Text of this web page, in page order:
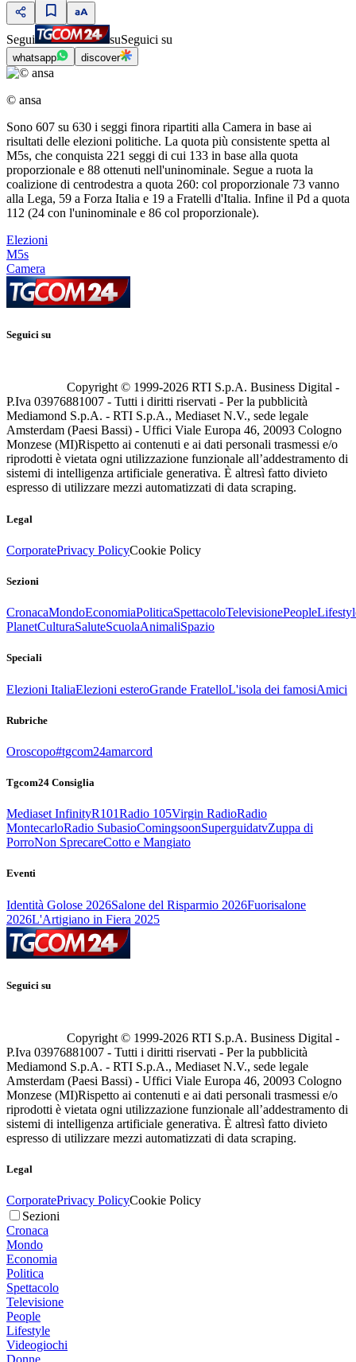
Segui suSeguici su
whatsapp discover
© ansa
Sono 607 su 630 i seggi finora ripartiti alla Camera in base ai
risultati delle elezioni politiche. La quota più consistente spetta al
M5s, che conquista 221 seggi di cui 133 in base alla quota
proporzionale e 88 ottenuti nell'uninominale. Segue a ruota la
coalizione di centrodestra a quota 260: col proporzionale 73 vanno
alla Lega, 59 a Forza Italia e 19 a Fratelli d'Italia. Infine il Pd a quota
112 (24 con l'uninominale e 86 col proporzionale).
Elezioni
M5s
Camera
Seguici su
Copyright © 1999-2026 RTI S.p.A. Business Digital -
P.Iva 03976881007 - Tutti i diritti riservati - Per la pubblicità
Mediamond S.p.A. - RTI S.p.A., Mediaset N.V., sede legale
Amsterdam (Paesi Bassi) - Uffici Viale Europa 46, 20093 Cologno
Monzese (MI)Rispetto ai contenuti e ai dati personali trasmessi e/o
riprodotti è vietata ogni utilizzazione funzionale all’addestramento di
sistemi di intelligenza artificiale generativa. È altresì fatto divieto
espresso di utilizzare mezzi automatizzati di data scraping.
Legal
CorporatePrivacy PolicyCookie Policy
Sezioni
CronacaMondoEconomiaPoliticaSpettacoloTelevisionePeople
PlanetCulturaSaluteScuolaAnimaliSpazio
Speciali
Elezioni ItaliaElezioni esteroGrande FratelloL'isola dei famosiAmici
Rubriche
Oroscopo#tgcom24amarcord
Tgcom24 Consiglia
Mediaset InfinityR101Radio 105Virgin RadioRadio
MontecarloRadio SubasioComingsoonSuperguidatvZuppa di
PorroNon SprecareCotto e Mangiato
Eventi
Identità Golose 2026Salone del Risparmio 2026Fuorisalone
2026L'Artigiano in Fiera 2025
Seguici su
Copyright © 1999-2026 RTI S.p.A. Business Digital -
P.Iva 03976881007 - Tutti i diritti riservati - Per la pubblicità
Mediamond S.p.A. - RTI S.p.A., Mediaset N.V., sede legale
Amsterdam (Paesi Bassi) - Uffici Viale Europa 46, 20093 Cologno
Monzese (MI)Rispetto ai contenuti e ai dati personali trasmessi e/o
riprodotti è vietata ogni utilizzazione funzionale all’addestramento di
sistemi di intelligenza artificiale generativa. È altresì fatto divieto
espresso di utilizzare mezzi automatizzati di data scraping.
Legal
CorporatePrivacy PolicyCookie Policy
Sezioni
Cronaca
Mondo
Economia
Politica
Spettacolo
Televisione
People
Lifestyle
Videogiochi